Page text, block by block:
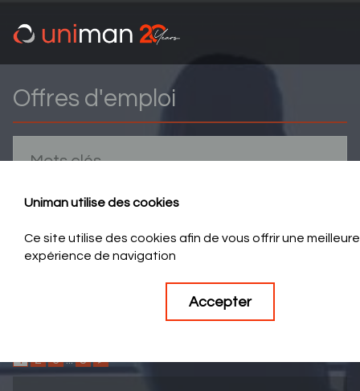
Offres d'emploi
1 2 3 ... 8 >
Uniman utilise des cookies
Ce site utilise des cookies afin de vous offrir une meilleure
expérience de navigation
Accepter
Uniman utilise des cookies
Ce site utilise des cookies afin de vous offrir une meilleure
expérience de navigation
Accepter